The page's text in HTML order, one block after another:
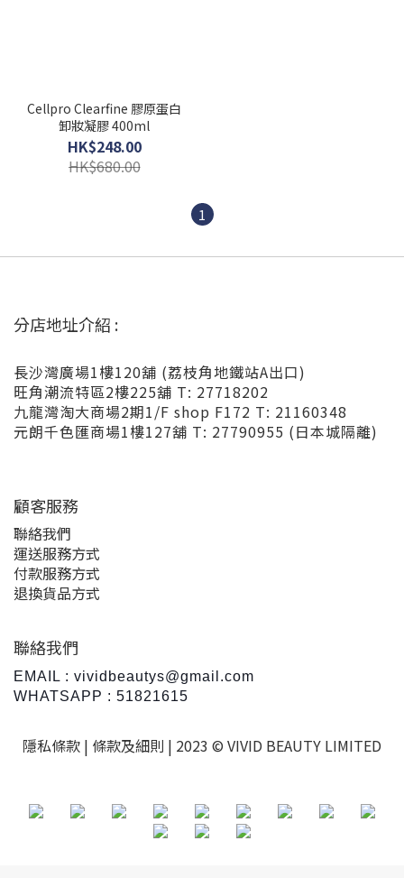
Cellpro Clearfine 膠原蛋白
卸妝凝膠 400ml
HK$248.00
HK$680.00
1
分店地址介紹 :
長沙灣廣場1樓120舖 (荔枝角地鐵站A出口)
旺角潮流特區2樓225舖 T: 27718202
九龍灣淘大商場2期1/F shop F172 T: 21160348
元朗千色匯商場1樓127舖 T: 27790955 (日本城隔離)
顧客服務
聯絡我們
運送服務方式
付款服務方式
退換貨品方式
聯絡我們
EMAIL : vividbeautys@gmail.com
WHATSAPP : 51821615
隱私條款 | 條款及細則 | 2023 © VIVID BEAUTY LIMITED